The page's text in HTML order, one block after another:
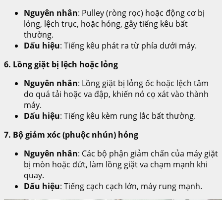
Nguyên nhân: Pulley (ròng rọc) hoặc động cơ bị
lỏng, lệch trục, hoặc hỏng, gây tiếng kêu bất
thường.
Dấu hiệu: Tiếng kêu phát ra từ phía dưới máy.
6. Lồng giặt bị lệch hoặc lỏng
Nguyên nhân: Lồng giặt bị lỏng ốc hoặc lệch tâm
do quá tải hoặc va đập, khiến nó cọ xát vào thành
máy.
Dấu hiệu: Tiếng kêu kèm rung lắc bất thường.
7. Bộ giảm xóc (phuộc nhún) hỏng
Nguyên nhân: Các bộ phận giảm chấn của máy giặt
bị mòn hoặc đứt, làm lồng giặt va chạm mạnh khi
quay.
Dấu hiệu: Tiếng cạch cạch lớn, máy rung mạnh.